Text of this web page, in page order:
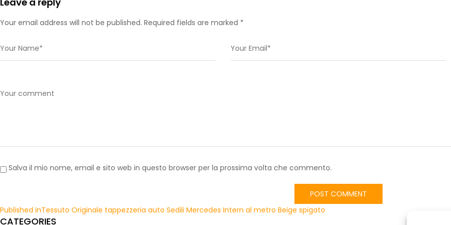
Your email address will not be published. Required fields are marked *
Salva il mio nome, email e sito web in questo browser per la prossima volta che commento.
Published inTessuto Originale tappezzeria auto Sedili Mercedes Intern al metro Beige spigato
CATEGORIES